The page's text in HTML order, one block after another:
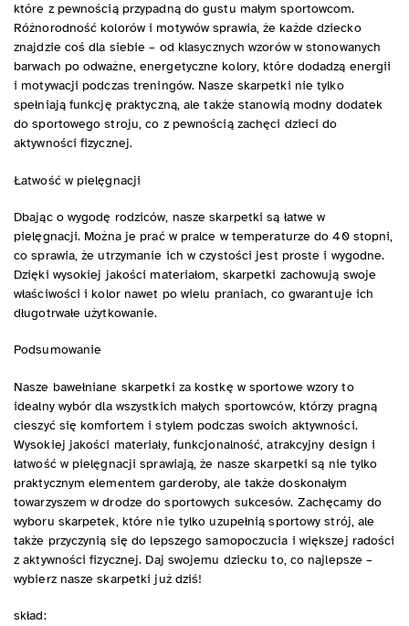
które z pewnością przypadną do gustu małym sportowcom.
Różnorodność kolorów i motywów sprawia, że każde dziecko
znajdzie coś dla siebie – od klasycznych wzorów w stonowanych
barwach po odważne, energetyczne kolory, które dodadzą energii
i motywacji podczas treningów. Nasze skarpetki nie tylko
spełniają funkcję praktyczną, ale także stanowią modny dodatek
do sportowego stroju, co z pewnością zachęci dzieci do
aktywności fizycznej.
Łatwość w pielęgnacji
Dbając o wygodę rodziców, nasze skarpetki są łatwe w
pielęgnacji. Można je prać w pralce w temperaturze do 40 stopni,
co sprawia, że utrzymanie ich w czystości jest proste i wygodne.
Dzięki wysokiej jakości materiałom, skarpetki zachowują swoje
właściwości i kolor nawet po wielu praniach, co gwarantuje ich
długotrwałe użytkowanie.
Podsumowanie
Nasze bawełniane skarpetki za kostkę w sportowe wzory to
idealny wybór dla wszystkich małych sportowców, którzy pragną
cieszyć się komfortem i stylem podczas swoich aktywności.
Wysokiej jakości materiały, funkcjonalność, atrakcyjny design i
łatwość w pielęgnacji sprawiają, że nasze skarpetki są nie tylko
praktycznym elementem garderoby, ale także doskonałym
towarzyszem w drodze do sportowych sukcesów. Zachęcamy do
wyboru skarpetek, które nie tylko uzupełnią sportowy strój, ale
także przyczynią się do lepszego samopoczucia i większej radości
z aktywności fizycznej. Daj swojemu dziecku to, co najlepsze –
wybierz nasze skarpetki już dziś!
skład: